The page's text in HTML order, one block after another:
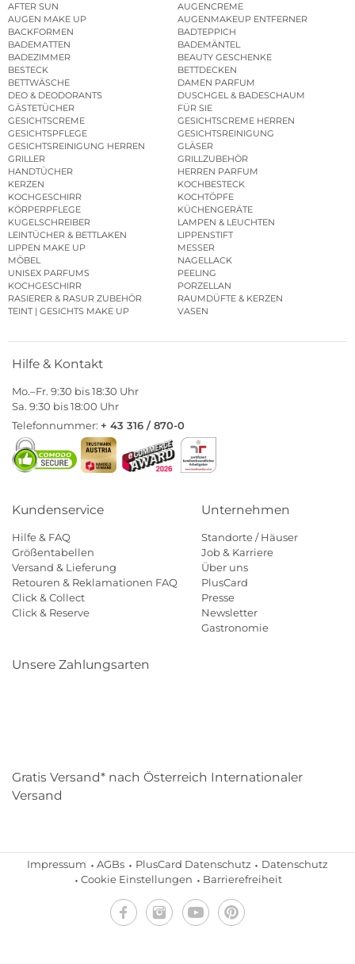
AFTER SUN
AUGENCREME
AUGEN MAKE UP
AUGENMAKEUP ENTFERNER
BACKFORMEN
BADTEPPICH
BADEMATTEN
BADEMÄNTEL
BADEZIMMER
BEAUTY GESCHENKE
BESTECK
BETTDECKEN
BETTWÄSCHE
DAMEN PARFUM
DEO & DEODORANTS
DUSCHGEL & BADESCHAUM
GÄSTETÜCHER
FÜR SIE
GESICHTSCREME
GESICHTSCREME HERREN
GESICHTSPFLEGE
GESICHTSREINIGUNG
GESICHTSREINIGUNG HERREN
GLÄSER
GRILLER
GRILLZUBEHÖR
HANDTÜCHER
HERREN PARFUM
KERZEN
KOCHBESTECK
KOCHGESCHIRR
KOCHTÖPFE
KÖRPERPFLEGE
KÜCHENGERÄTE
KUGELSCHREIBER
LAMPEN & LEUCHTEN
LEINTÜCHER & BETTLAKEN
LIPPENSTIFT
LIPPEN MAKE UP
MESSER
MÖBEL
NAGELLACK
UNISEX PARFUMS
PEELING
KOCHGESCHIRR
PORZELLAN
RASIERER & RASUR ZUBEHÖR
RAUMDÜFTE & KERZEN
TEINT | GESICHTS MAKE UP
VASEN
Hilfe & Kontakt
Mo.–Fr. 9:30 bis 18:30 Uhr
Sa. 9:30 bis 18:00 Uhr
Telefonnummer: + 43 316 / 870-0
Kundenservice
Hilfe & FAQ
Größentabellen
Versand & Lieferung
Retouren & Reklamationen FAQ
Click & Collect
Click & Reserve
Unternehmen
Standorte / Häuser
Job & Karriere
Über uns
PlusCard
Presse
Newsletter
Gastronomie
Unsere Zahlungsarten
Gratis Versand* nach Österreich Internationaler
Versand
Impressum AGBs PlusCard Datenschutz
Datenschutz
Cookie Einstellungen
Barrierefreiheit